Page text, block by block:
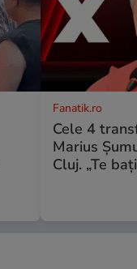
Fanatik.ro
Cele 4
Marius
Cluj. „Te